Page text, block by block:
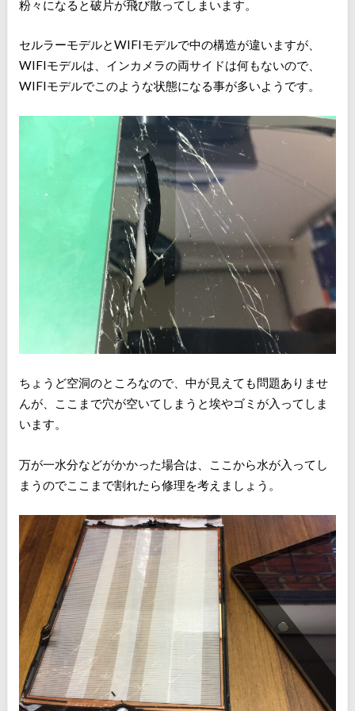
粉々になると破片が飛び散ってしまいます。
セルラーモデルとWIFIモデルで中の構造が違いますが、
WIFIモデルは、インカメラの両サイドは何もないので、
WIFIモデルでこのような状態になる事が多いようです。
ちょうど空洞のところなので、中が見えても問題ありませ
んが、ここまで穴が空いてしまうと埃やゴミが入ってしま
います。
万が一水分などがかかった場合は、ここから水が入ってし
まうのでここまで割れたら修理を考えましょう。